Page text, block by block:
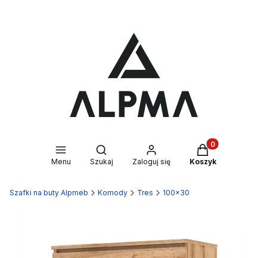
Menu
Otwórz wyszukiwarkę
Szukaj Zaloguj się
Produkty w
Koszyk
Szafki na buty Alpmeb Komody Tres 100x30